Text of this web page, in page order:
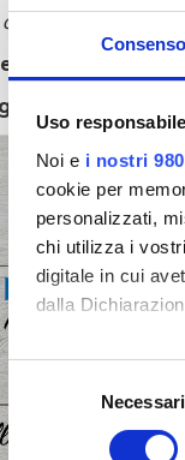
Consenso
Uso
Noi e i nostri
cookie per
personalizzati,
chi utilizza i
digitale in cui
dalla
Approfondisci
modificare o
Utilizziamo i
del
consenso
Necessari
Identitàgolose.it)
Facebook di